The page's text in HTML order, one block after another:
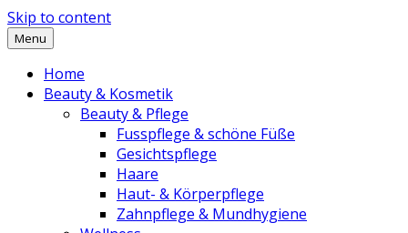
Skip to content
Menu
Home
Beauty & Kosmetik
Beauty & Pflege
Fusspflege & schöne Füße
Gesichtspflege
Haare
Haut- & Körperpflege
Zahnpflege & Mundhygiene